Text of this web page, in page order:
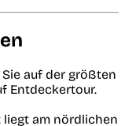
auf der größten
Entdeckertour.
liegt am nördlichen